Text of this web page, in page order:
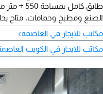
طابق كامل
الصنع ومطبخ وحمامات. متاح
القليل من العمل. الموقع رائع
المربع. تطبق رسوم الوكالة.
مكاتب للايجار في العاصمة›
مكاتب للايجار في الكويت